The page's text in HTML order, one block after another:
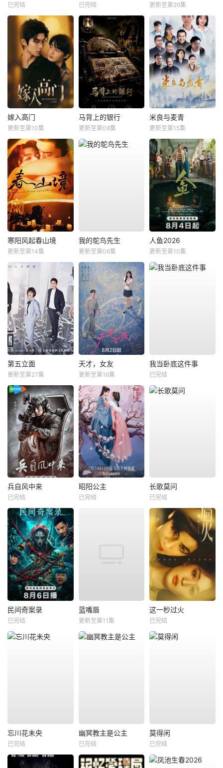
已完结 已完结 更新至第26集
嫁入高门
更新至第10集
马背上的银行
更新至第08集
米良与麦青
更新至第15集
寒阳风起春山境
更新至第14集
我的鸵鸟先生
更新至第06集
人鱼2026
更新至第10集
第五立面
更新至第27集
天才，女友
更新至第16集
我当卧底这件事
已完结
兵自风中来
已完结
昭阳公主
已完结
长歌莫问
已完结
民间奇案录
已完结
蓝嘴唇
更新至第11集
这一秒过火
已完结
忘川花未央
已完结
幽冥教主是公主
已完结
莫得闲
已完结